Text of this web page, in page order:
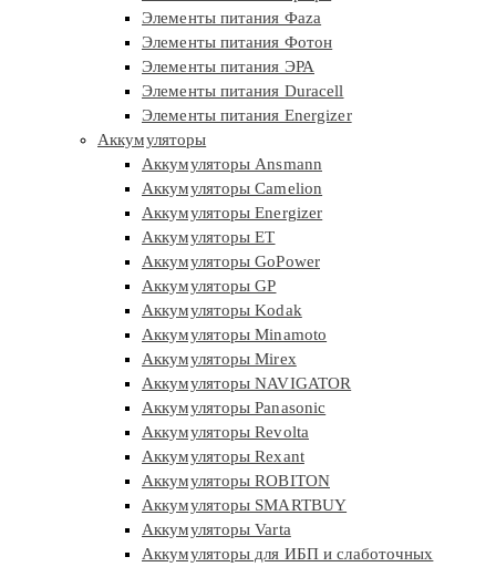
Элементы питания Фaza
Элементы питания Фотон
Элементы питания ЭРА
Элементы питания Duracell
Элементы питания Energizer
Аккумуляторы
Аккумуляторы Ansmann
Аккумуляторы Camelion
Аккумуляторы Energizer
Аккумуляторы ET
Аккумуляторы GoPower
Аккумуляторы GP
Аккумуляторы Kodak
Аккумуляторы Minamoto
Аккумуляторы Mirex
Аккумуляторы NAVIGATOR
Аккумуляторы Panasonic
Аккумуляторы Revolta
Аккумуляторы Rexant
Аккумуляторы ROBITON
Аккумуляторы SMARTBUY
Аккумуляторы Varta
Аккумуляторы для ИБП и слаботочных